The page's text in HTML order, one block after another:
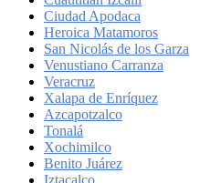
Ciudad Apodaca
Heroica Matamoros
San Nicolás de los Garza
Venustiano Carranza
Veracruz
Xalapa de Enríquez
Azcapotzalco
Tonalá
Xochimilco
Benito Juárez
Iztacalco